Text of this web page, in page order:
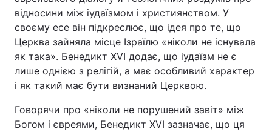
відносини між іудаїзмом і християнством. У
своєму есе він підкреслює, що ідея про те, що
Церква зайняла місце Ізраїлю «ніколи не існувала
як така». Бенедикт XVI додає, що іудаїзм не є
лише однією з релігій, а має особливий характер
і як такий має бути визнаний Церквою.
Говорячи про «ніколи не порушений завіт» між
Богом і євреями, Бенедикт XVI зазначає, що ця